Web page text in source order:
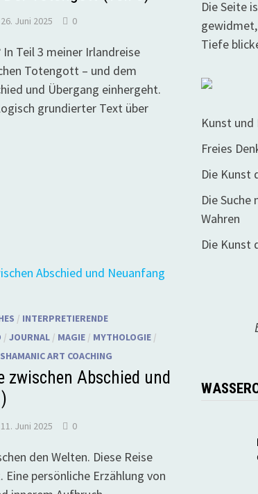
26. Juni 2025 0
Teil 3 meiner Irlandreise
Totengott – und dem
und Übergang einhergeht.
grundierter Text über
/ INTERPRETIERENDE
/ JOURNAL/ MAGIE/ MYTHOLOGIE/
SHAMANIC ART COACHING
zwischen Abschied und
11. Juni 2025 0
den Welten. Diese Reise
persönliche Erzählung von
Die Seite
Tiefe
Kunst und
Freies
Die Kunst
Die Suche
Wahren
Die Kunst